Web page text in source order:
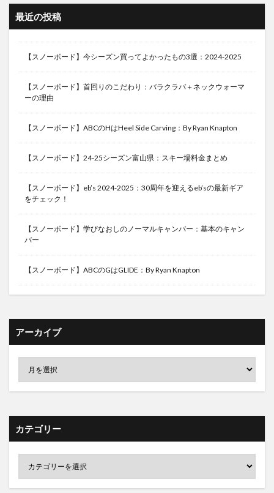
最近の投稿
【スノーボード】今シーズン買ってよかったもの3選：2024-2025
【スノーボード】首回りのこだわり：バラクラバ＋ネックウォーマ
ーの理由
【スノーボード】ABCのHはHeel Side Carving：By Ryan Knapton
【スノーボード】24-25シーズン富山県：スキー場料金まとめ
【スノーボード】eb’s 2024-2025：30周年を迎えるeb’sの最新ギア
をチェック！
【スノーボード】学びなおしのノーマルキャンバー：基本のキャン
バー
【スノーボード】ABCのGはGLIDE：By Ryan Knapton
アーカイブ
カテゴリー